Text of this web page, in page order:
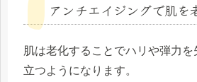
アンチエイジングで肌を
肌は老化することでハリや弾力を
立つようになります。